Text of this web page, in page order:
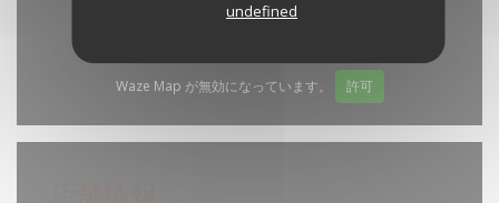
undefined
Waze Map が無効になっています。 許可